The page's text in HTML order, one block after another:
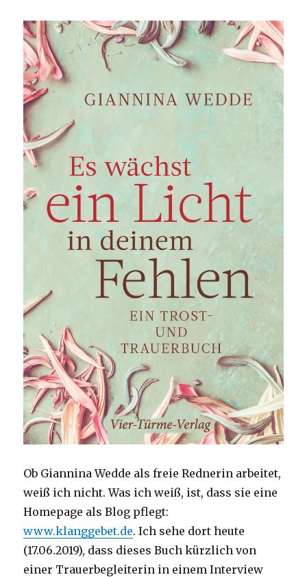
Ob Giannina Wedde als freie Rednerin arbeitet,
weiß ich nicht. Was ich weiß, ist, dass sie eine
Homepage als Blog pflegt:
www.klanggebet.de. Ich sehe dort heute
(17.06.2019), dass dieses Buch kürzlich von
einer Trauerbegleiterin in einem Interview